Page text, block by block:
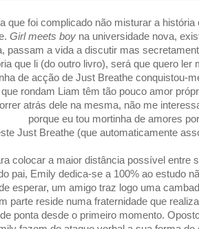
que foi complicado não misturar a
Girl meets boy na universidade nova,
passam a vida a discutir mas
que li (do outro livro), será que quero
de acção de Just Breathe conquistou-
rondam Liam têm tão pouco amor
atrás dele na mesma, não me
porque eu tou mortinha de amores
Just Breathe (que automaticamente
colocar a maior distância possível entre
pai, Emily dedica-se a 100% ao estudo
esperar, um amigo traz logo uma
parte reside numa fraternidade que
ponta desde o primeiro momento.